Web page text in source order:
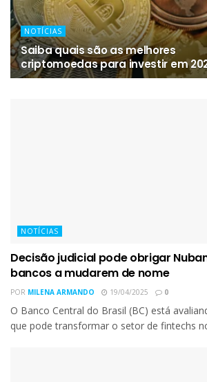
NOTÍCIAS
Saiba quais são as melhores
criptomoedas para investir em
NOTÍCIAS
Decisão judicial pode obrigar
bancos a mudarem de nome
POR MILENA ARMANDO 19/04/2025 0
O Banco Central do Brasil (BC) está
que pode transformar o setor de fintechs